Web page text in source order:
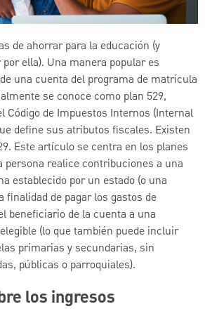
de ahorrar para la educación (y
ella). Una manera popular es
una cuenta del programa de matrícula
se conoce como plan 529,
Código de Impuestos Internos (Internal
define sus atributos fiscales. Existen
Este artículo se centra en los planes
persona realice contribuciones a una
establecido por un estado (o una
finalidad de pagar los gastos de
beneficiario de la cuenta a una
(lo que también puede incluir
primarias y secundarias, sin
públicas o parroquiales).
los ingresos